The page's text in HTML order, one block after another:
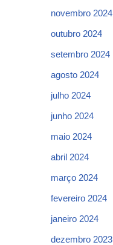
novembro 2024
outubro 2024
setembro 2024
agosto 2024
julho 2024
junho 2024
maio 2024
abril 2024
março 2024
fevereiro 2024
janeiro 2024
dezembro 2023